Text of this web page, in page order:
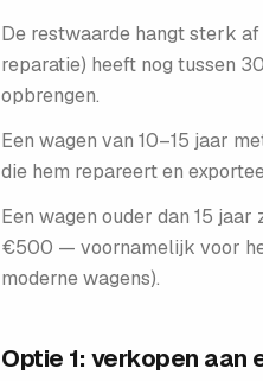
De restwaarde hangt sterk
reparatie) heeft nog tussen
opbrengen.
Een wagen van 10–15 jaar
die hem repareert en
Een wagen ouder dan 15
€500 — voornamelijk voor
moderne wagens).
Optie 1: verkopen aan